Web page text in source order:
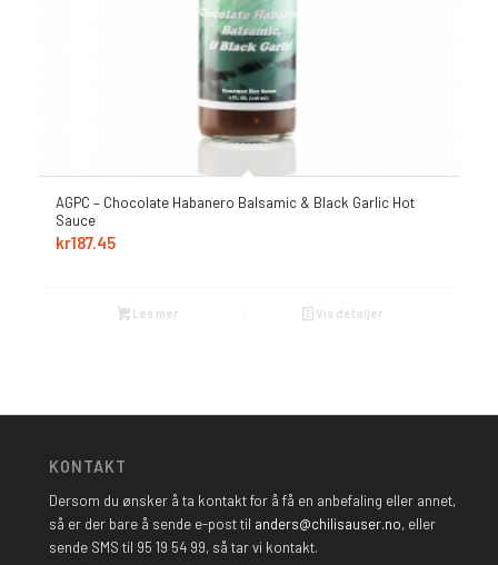
AGPC – Chocolate Habanero Balsamic & Black Garlic Hot
Sauce
kr187.45
Les mer Vis detaljer
KONTAKT
Dersom du ønsker å ta kontakt for å få en anbefaling eller annet,
så er der bare å sende e-post til anders@chilisauser.no, eller
sende SMS til 95 19 54 99, så tar vi kontakt.